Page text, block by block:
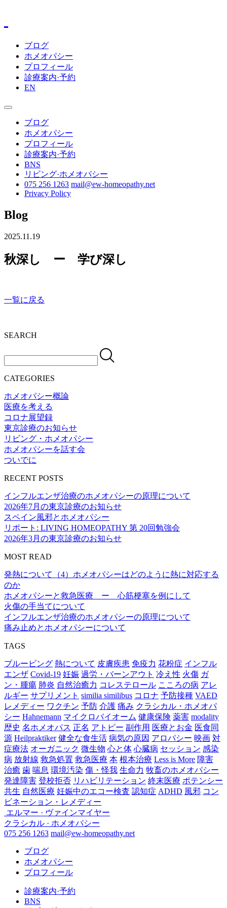
ブログ
ホメオパシー
プロフィール
診療案内·予約
EN
ブログ
ホメオパシー
プロフィール
診療案内·予約
BNS
リビング·ホメオパシー
075 256 1263 mail@ew-homeopathy.net
Privacy Policy
Blog
2025.11.19
秋深し ー 学び深し
一覧に戻る
SEARCH
CATEGORIES
ホメオパシー概論
医療を考える
コロナ展望録
東京診療のお知らせ
リビング・ホメオパシー
ホメオパシーを話す会
ついでに
RECENT POSTS
インフルエンザ治療のホメオパシーの原理について
2026年7月の東京診療のお知らせ
スペイン風邪とホメオパシー
リポート: LIVING HOMEOPATHY 第 20回勉強会
2026年3月の東京診療のお知らせ
MOST READ
発熱について（4）ホメオパシーはどのように熱に対応する
のか
ホメオパシーと救急医療 ー 心筋梗塞を例にして
火傷の手当てについて
インフルエンザ治療のホメオパシーの原理について
痛み止めとホメオパシーについて
TAGS
プルービング 熱について 皮膚疾患 免疫力 花粉症 インフル
エンザ Covid-19 妊娠 過労・バーンアウト 冷え性 火傷 ガ
ン・腫瘍 肺炎 自然治癒力 コレステロール こころの病 アレ
ルギー サプリメント similia similibus コロナ 予防接種 VAED
レメディー ワクチン 予防 介護 痛み クラシカル・ホメオパ
シー Hahnemann マイクロバイオーム 健康保険 薬害 modality
歴史 名ホメオパス 正名 アトピー 副作用 医療とお金 医食同
源 Heilpraktiker 健全な食生活 病気の原因 アロパシー 映画 対
症療法 オーガニック 微生物 心と体 心臓病 セッション 感染
病 放射線 救急処置 救急医療 本 根本治療 Less is More 障害
治癒 歯 喘息 環境汚染 傷・怪我 生命力 牧畜のホメオパシー
発達障害 登校拒否 リハビリテーション 終末医療 ポテンシー
共生 自然医療 妊娠中のエコー検査 認知症 ADHD 風邪 コン
ビネーション・レメディー
エルマー · ヴァインマイヤー
クラシカル · ホメオパシー
075 256 1263 mail@ew-homeopathy.net
ブログ
ホメオパシー
プロフィール
診療案内·予約
BNS